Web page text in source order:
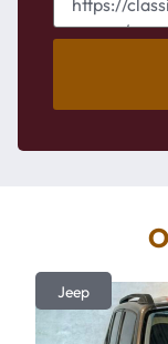
Jeep